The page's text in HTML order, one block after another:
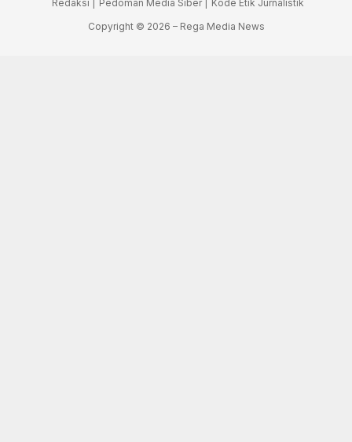
Redaksi | Pedoman Media Siber |
Kode Etik Jurnalistik
Copyright © 2026 – Rega Media News